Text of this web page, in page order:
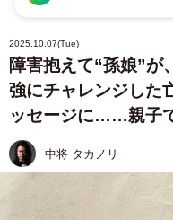
2025.10.07(Tue)
障害抱えて“孫娘”
強にチャレンジし
ッセージに……親子
中将 タカノリ